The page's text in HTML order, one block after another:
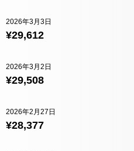
¥29,612
2026年3月3日
¥29,508
2026年3月2日
¥28,377
2026年2月27日